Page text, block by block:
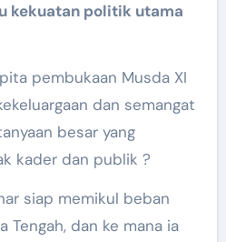
kekuatan politik utama
pembukaan Musda XI
dan semangat
besar yang
kader dan publik ?
siap memikul beban
Tengah, dan ke mana ia